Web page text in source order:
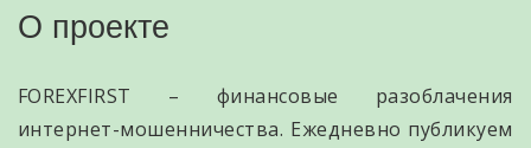
О проекте
FOREXFIRST – финансовые разоблачения
интернет-мошенничества. Ежедневно публикуем